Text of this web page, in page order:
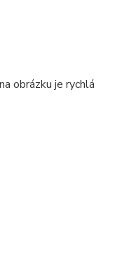
obrázku je rychlá